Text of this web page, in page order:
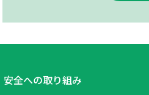
安全への取り組み